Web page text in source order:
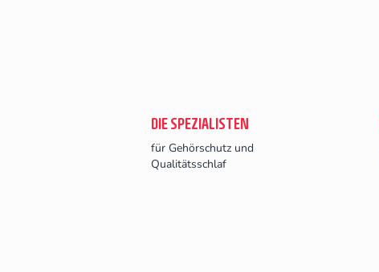
DIE SPEZIALISTEN
für Gehörschutz und
Qualitätsschlaf